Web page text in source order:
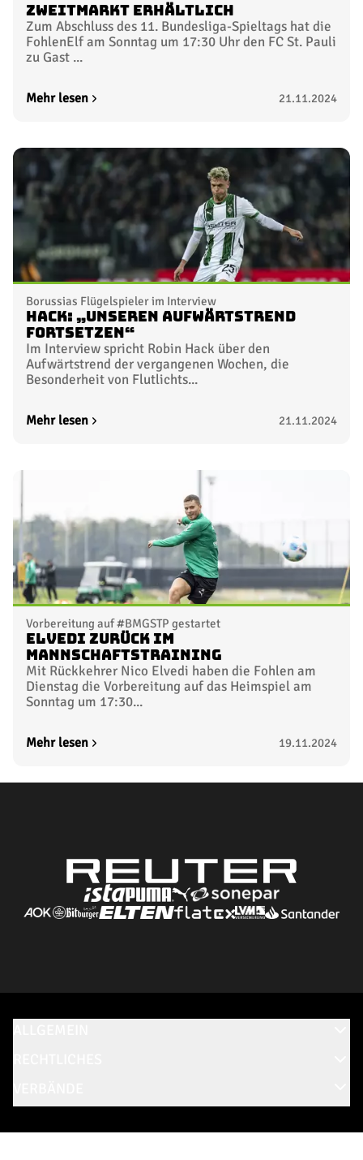
Zweitmarkt erhältlich
Zum Abschluss des 11. Bundesliga-Spieltags hat die
FohlenElf am Sonntag um 17:30 Uhr den FC St. Pauli
zu Gast ...
Mehr lesen 21.11.2024
Borussias Flügelspieler im Interview
Hack: „Unseren Aufwärtstrend
fortsetzen“
Im Interview spricht Robin Hack über den
Aufwärtstrend der vergangenen Wochen, die
Besonderheit von Flutlichts...
Mehr lesen 21.11.2024
Vorbereitung auf #BMGSTP gestartet
Elvedi zurück im
Mannschaftstraining
Mit Rückkehrer Nico Elvedi haben die Fohlen am
Dienstag die Vorbereitung auf das Heimspiel am
Sonntag um 17:30...
Mehr lesen 19.11.2024